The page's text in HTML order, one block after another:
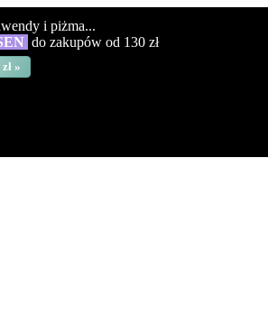
i piżma...
do zakupów od 130 zł
»